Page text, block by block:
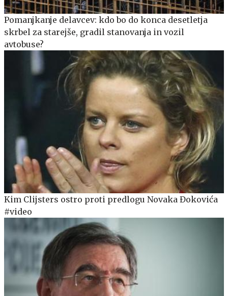
Pomanjkanje delavcev: kdo bo do konca desetletja
skrbel za starejše, gradil stanovanja in vozil
avtobuse?
Kim Clijsters ostro proti predlogu Novaka Đokovića
#video